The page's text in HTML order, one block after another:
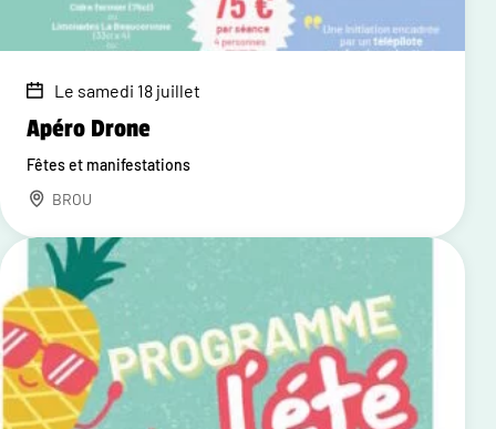
Le samedi 18 juillet
Apéro Drone
Fêtes et manifestations
BROU